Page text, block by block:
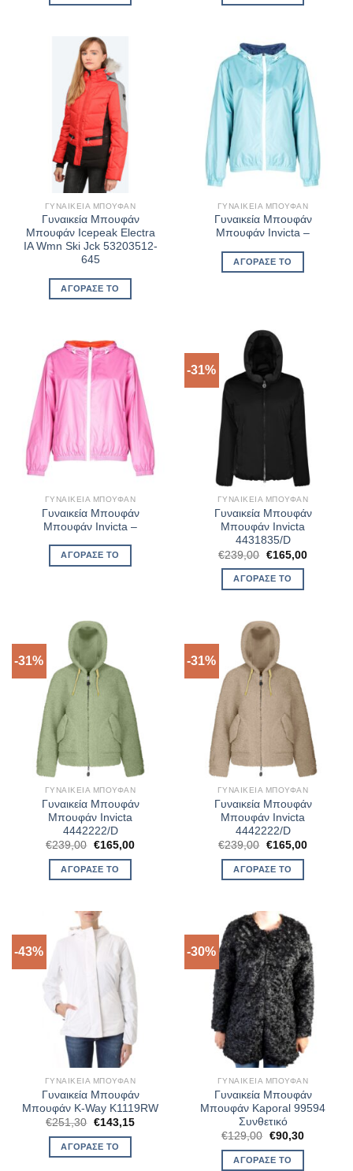
ΓΥΝΑΙΚΕΊΑ ΜΠΟΥΦΆΝ
Γυναικεία Μπουφάν
Μπουφάν Icepeak Electra
IA Wmn Ski Jck 53203512-
645
ΑΓΌΡΑΣΈ ΤΟ
ΓΥΝΑΙΚΕΊΑ ΜΠΟΥΦΆΝ
Γυναικεία Μπουφάν
Μπουφάν Invicta –
ΑΓΌΡΑΣΈ ΤΟ
ΓΥΝΑΙΚΕΊΑ ΜΠΟΥΦΆΝ
Γυναικεία Μπουφάν
Μπουφάν Invicta –
ΑΓΌΡΑΣΈ ΤΟ
-31%
ΓΥΝΑΙΚΕΊΑ ΜΠΟΥΦΆΝ
Γυναικεία Μπουφάν
Μπουφάν Invicta
4431835/D
€239,00 Original
was:
€239,00.
€165,00Η
ΑΓΌΡΑΣΈ ΤΟ
-31%
ΓΥΝΑΙΚΕΊΑ ΜΠΟΥΦΆΝ
Γυναικεία Μπουφάν
Μπουφάν Invicta
4442222/D
€239,00 Original
was:
€239,00.
€165,00Η
ΑΓΌΡΑΣΈ ΤΟ
-31%
ΓΥΝΑΙΚΕΊΑ ΜΠΟΥΦΆΝ
Γυναικεία Μπουφάν
Μπουφάν Invicta
4442222/D
€239,00 Original
was:
€239,00.
€165,00Η
ΑΓΌΡΑΣΈ ΤΟ
-43%
ΓΥΝΑΙΚΕΊΑ ΜΠΟΥΦΆΝ
Γυναικεία Μπουφάν
Μπουφάν K-Way K1119RW
€251,30 Original
was:
€251,30.
€143,15Η
ΑΓΌΡΑΣΈ ΤΟ
-30%
ΓΥΝΑΙΚΕΊΑ ΜΠΟΥΦΆΝ
Γυναικεία Μπουφάν
Μπουφάν Kaporal 99594
Συνθετικό
€129,00 Original
was:
€129,00.
€90,30Η
ΑΓΌΡΑΣΈ ΤΟ